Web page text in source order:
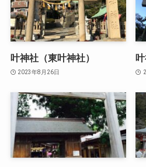
叶神社（東叶神社）
2023年8月26日